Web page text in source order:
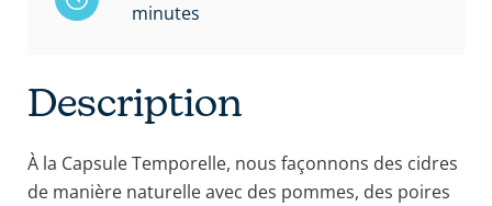
minutes
Description
À la Capsule Temporelle, nous façonnons des cidres
de manière naturelle avec des pommes, des poires